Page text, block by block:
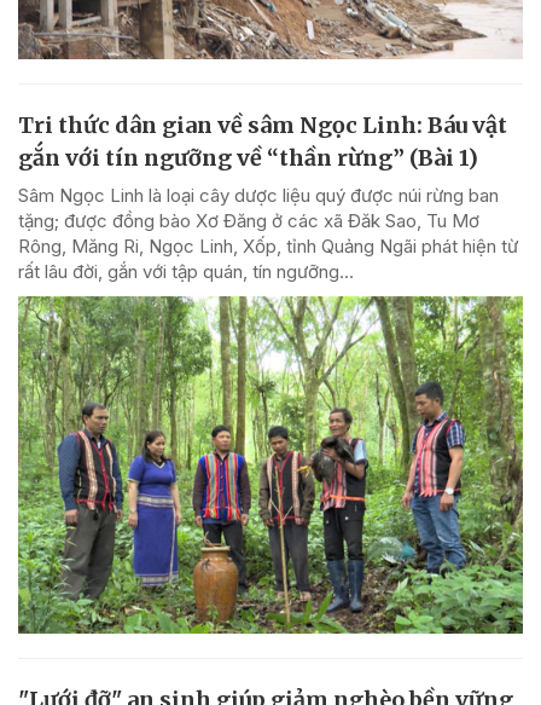
Tri thức dân gian về sâm Ngọc Linh: Báu vật
gắn với tín ngưỡng về “thần rừng” (Bài 1)
Sâm Ngọc Linh là loại cây dược liệu quý được núi rừng ban
tặng; được đồng bào Xơ Đăng ở các xã Đăk Sao, Tu Mơ
Rông, Măng Ri, Ngọc Linh, Xốp, tỉnh Quảng Ngãi phát hiện từ
rất lâu đời, gắn với tập quán, tín ngưỡng...